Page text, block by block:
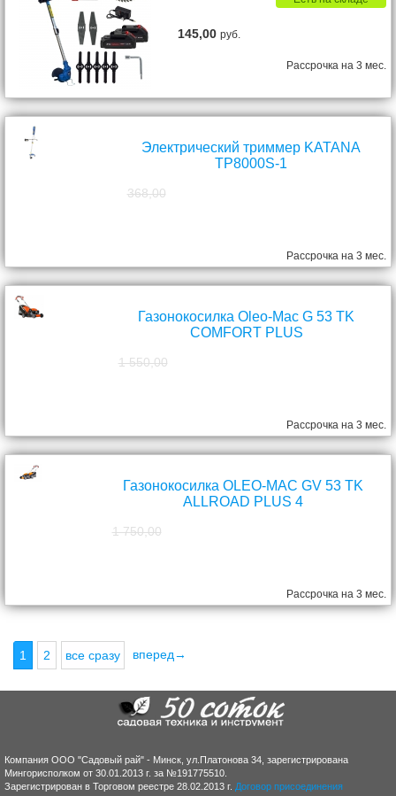
145,00руб.
Рассрочка на 3 мес.
Электрический триммер KATANA
TP8000S-1
368,00
Рассрочка на 3 мес.
Газонокосилка Oleo-Mac G 53 TK
COMFORT PLUS
1 550,00
Рассрочка на 3 мес.
Газонокосилка OLEO-MAC GV 53 TK
ALLROAD PLUS 4
1 750,00
Рассрочка на 3 мес.
1 2 все сразу вперед→
Компания ООО "Садовый рай" - Минск, ул.Платонова 34, зарегистрирована
Мингорисполком от 30.01.2013 г. за №191775510.
Зарегистрирован в Торговом реестре 28.02.2013 г. Договор присоединения